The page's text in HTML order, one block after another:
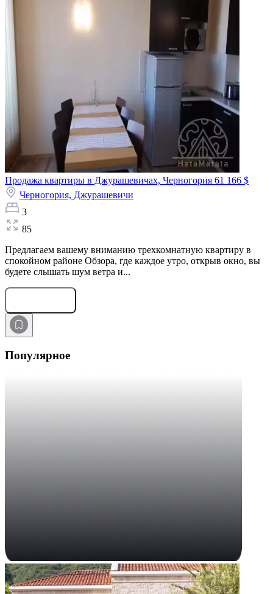
Продажа квартиры в Джурашевичах, Черногория 61 166 $
Черногория, Джурашевичи
3
85
Предлагаем вашему вниманию трехкомнатную квартиру в
спокойном районе Обзора, где каждое утро, открыв окно, вы
будете слышать шум ветра и...
Популярное